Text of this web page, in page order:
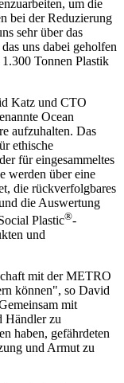
um die
bei der Reduzierung
sehr über das
uns dabei geholfen
Tonnen Plastik
Katz und CTO
Ocean
aufzuhalten. Das
ethische
für eingesammeltes
werden über eine
die rückverfolgbares
die Auswertung
Plastic®-
und
mit der METRO
können", so David
mit
Händler zu
haben, gefährdeten
und Armut zu